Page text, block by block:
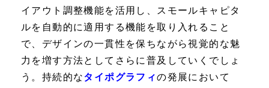
イアウト調整機能を活用し、スモールキャピタ
ルを自動的に適用する機能を取り入れること
で、デザインの一貫性を保ちながら視覚的な魅
力を増す方法としてさらに普及していくでしょ
う。持続的なタイポグラフィの発展において